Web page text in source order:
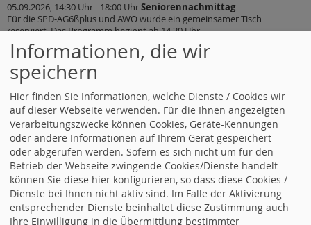
05.09.2026, 14:30 Uhr - 18:00 UhrSeniorennachmittag
Für die SPD-AG6ßplus und AWO wurde ein gemeinsamer Tisch
reserviert. Das Programm beginnt ab 14.30 Uhr …
14.09.2026, 19:00 UhrSPD-Treff am Montag
Der nächste SPD-Treff am Montag nach der Sommerpause ist am 14.
September im Sportstättenrestaurant in der Jahns …
16.09.2026, 19:30 Uhr - 21:30 UhrSPD OV Vorstandssitzung
Alle Termine
Landtag Baden-Württemberg
Informationen, die wir
speichern
Hier finden Sie Informationen, welche Dienste / Cookies wir
auf dieser Webseite verwenden. Für die Ihnen angezeigten
Verarbeitungszwecke können Cookies, Geräte-Kennungen
oder andere Informationen auf Ihrem Gerät gespeichert
oder abgerufen werden. Sofern es sich nicht um für den
Betrieb der Webseite zwingende Cookies/Dienste handelt
können Sie diese hier konfigurieren, so dass diese Cookies /
Dienste bei Ihnen nicht aktiv sind. Im Falle der Aktivierung
entsprechender Dienste beinhaltet diese Zustimmung auch
Ihre Einwilligung in die Übermittlung bestimmter